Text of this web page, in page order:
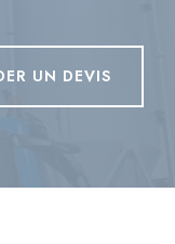
UN DEVIS